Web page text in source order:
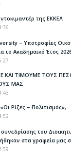
της ΕΚΚΕΛ
– Υποτροφίες
το Ακαδημαϊκό Έτος
ΤΙΜΟΥΜΕ ΤΟΥΣ
ΜΑΣ
Ρίζες – Πολιτισμός»,
του
στα γραφεία μας